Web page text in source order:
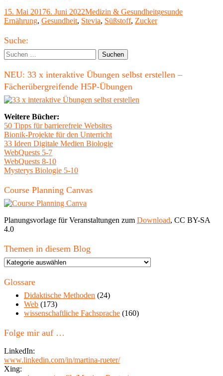
Zuckerersatz"
Veröffentlicht
am
15. Mai 20176. Juni 2022Kategorien
Medizin & GesundheitSchlagwörter
gesunde
Ernährung, Gesundheit, Stevia, Süßstoff, Zucker
Haupt-
Seitenleiste
Suche:
Suchen
nach:
NEU: 33 x interaktive Übungen selbst erstellen –
Fächerübergreifende H5P-Übungen
Weitere Bücher:
50 Tipps für barrierefreie Websites
Bionik-Projekte für den Unterricht
33 Ideen Digitale Medien Biologie
WebQuests 5-7
WebQuests 8-10
Mysterys Biologie 5-10
Course Planning Canvas
Planungsvorlage für Veranstaltungen zum Download, CC BY-SA
4.0
Themen in diesem Blog
Themen
diesem
Glossare
Didaktische Methoden (24)
Web (173)
wissenschaftliche Fachsprache (160)
Folge mir auf …
LinkedIn:
www.linkedin.com/in/martina-rueter/
Xing: